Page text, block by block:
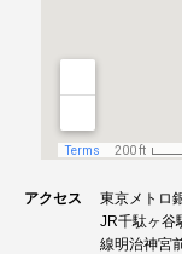
アクセス
東京メトロ
JR千駄ヶ谷
線明治神宮